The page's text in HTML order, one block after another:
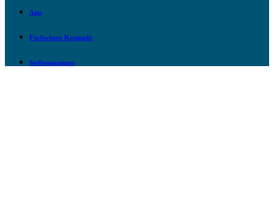
App
Fachwissen Kompakt
Stellenanzeigen